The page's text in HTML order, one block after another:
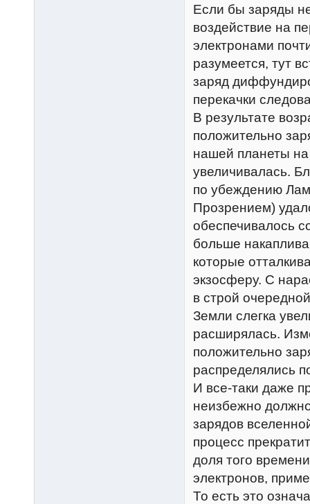
Если бы заряды
воздействие на
электронами
разумеется, тут
заряд
перекачки
В результате
положительно
нашей планеты
увеличивалась.
по убеждению
Прозрением)
обеспечивалось
больше
которые
экзосферу. С
в строй
Земли слегка
расширялась.
положительно
распределялись
И все-таки даже
неизбежно
зарядов
процесс
доля того
электронов,
То есть это